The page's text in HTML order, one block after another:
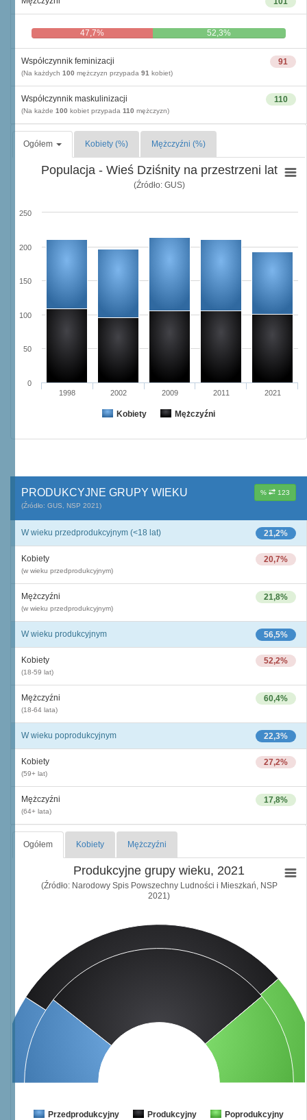
47,7% 52,3%
91
Współczynnik feminizacji
(Na każdych 100 mężczyzn przypada 91 kobiet)
110
Współczynnik maskulinizacji
(Na każde 100 kobiet przypada 110 mężczyzn)
Ogółem Kobiety (%) Mężczyźni (%)
Populacja - Wieś Dziśnity na przestrzeni lat
(Źródło: GUS)
Kobiety Mężczyźni
1998 2002 2009 2011 2021
0
50
100
150
200
250
% 123
PRODUKCYJNE GRUPY WIEKU
(Źródło: GUS, NSP 2021)
21,2%
W wieku przedprodukcyjnym (<18 lat)
20,7%
Kobiety
(w wieku przedprodukcyjnym)
21,8%
Mężczyźni
(w wieku przedprodukcyjnym)
56,5%
W wieku produkcyjnym
52,2%
Kobiety
(18-59 lat)
60,4%
Mężczyźni
(18-64 lata)
22,3%
W wieku poprodukcyjnym
27,2%
Kobiety
(59+ lat)
17,8%
Mężczyźni
(64+ lata)
Ogółem Kobiety Mężczyźni
Produkcyjne grupy wieku, 2021
(Źródło: Narodowy Spis Powszechny Ludności i Mieszkań, NSP
2021)
Przedprodukcyjny Produkcyjny Poprodukcyjny